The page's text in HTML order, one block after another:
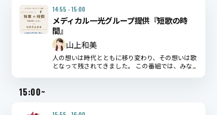
14:55 - 15:00
メディカル一光グループ提供『短歌の時
間』
山上和美
人の想いは時代とともに移り変わり、その想いは歌
となって残されてきました。 この番組では、みな
15:00~